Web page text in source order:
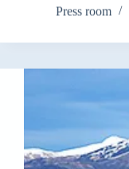
Press room